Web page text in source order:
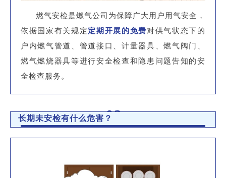
燃气安检是燃气公司为保障广大用户用气安全，
依据国家有关规定定期开展的免费对供气状态下的
户内燃气管道、管道接口、计量器具、燃气阀门、
燃气燃烧器具等进行安全检查和隐患问题告知的安
全检查服务。
02
长期未安检有什么危害？